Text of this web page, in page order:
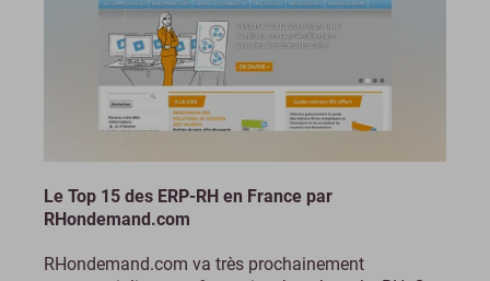
Le Top 15 des ERP-RH en France par
RHondemand.com
RHondemand.com va très prochainement